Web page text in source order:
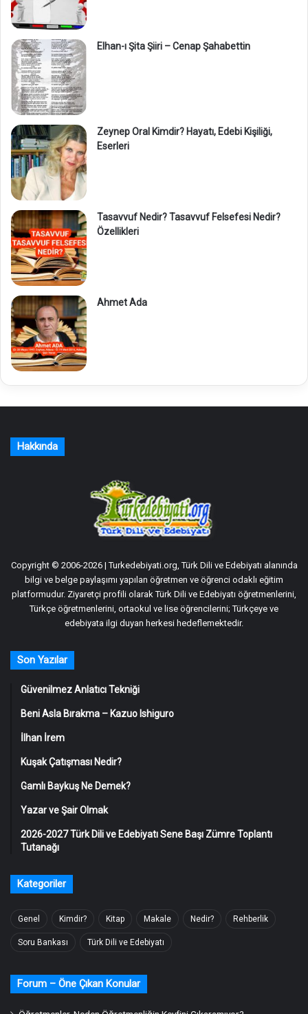
Elhan-ı Şita Şiiri – Cenap Şahabettin
Zeynep Oral Kimdir? Hayatı, Edebi Kişiliği,
Eserleri
Tasavvuf Nedir? Tasavvuf Felsefesi Nedir?
Özellikleri
Ahmet Ada
Hakkında
Copyright © 2006-2026 | Turkedebiyati.org, Türk Dili ve Edebiyatı alanında
bilgi ve belge paylaşımı yapılan öğretmen ve öğrenci odaklı eğitim
platformudur. Ziyaretçi profili olarak Türk Dili ve Edebiyatı öğretmenlerini,
Türkçe öğretmenlerini, ortaokul ve lise öğrencilerini; Türkçeye ve
edebiyata ilgi duyan herkesi hedeflemektedir.
Son Yazılar
Güvenilmez Anlatıcı Tekniği
Beni Asla Bırakma – Kazuo Ishiguro
İlhan İrem
Kuşak Çatışması Nedir?
Gamlı Baykuş Ne Demek?
Yazar ve Şair Olmak
2026-2027 Türk Dili ve Edebiyatı Sene Başı Zümre Toplantı
Tutanağı
Kategoriler
Genel Kimdir? Kitap Makale Nedir? Rehberlik
Soru Bankası Türk Dili ve Edebiyatı
Forum – Öne Çıkan Konular